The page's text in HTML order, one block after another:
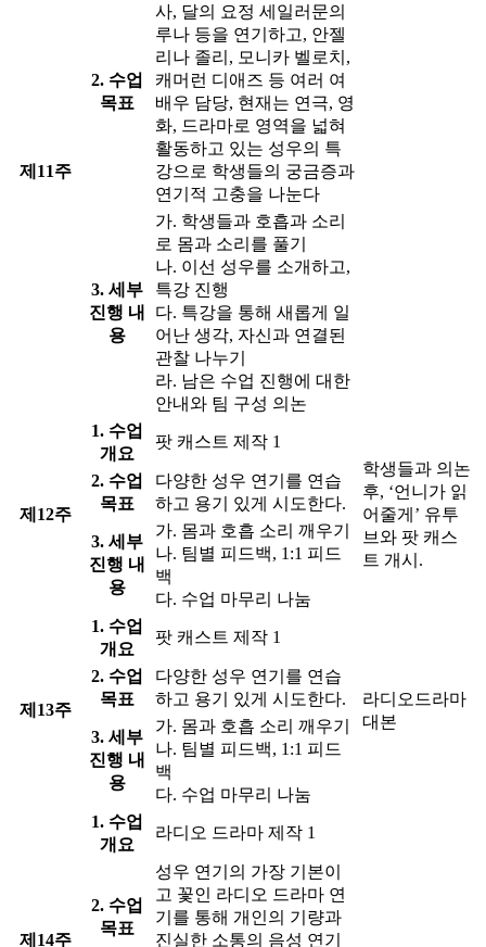
제11주
2. 수업
목표
사, 달의 요정 세일러문의
루나 등을 연기하고, 안젤
리나 졸리, 모니카 벨로치,
캐머런 디애즈 등 여러 여
배우 담당, 현재는 연극, 영
화, 드라마로 영역을 넓혀
활동하고 있는 성우의 특
강으로 학생들의 궁금증과
연기적 고충을 나눈다
3. 세부
진행 내
용
가. 학생들과 호흡과 소리
로 몸과 소리를 풀기
나. 이선 성우를 소개하고,
특강 진행
다. 특강을 통해 새롭게 일
어난 생각, 자신과 연결된
관찰 나누기
라. 남은 수업 진행에 대한
안내와 팀 구성 의논
제12주
1. 수업
개요
팟 캐스트 제작 1
학생들과 의논
후, ‘언니가 읽
어줄게’ 유투
브와 팟 캐스
트 개시.
2. 수업
목표
다양한 성우 연기를 연습
하고 용기 있게 시도한다.
3. 세부
진행 내
용
가. 몸과 호흡 소리 깨우기
나. 팀별 피드백, 1:1 피드
백
다. 수업 마무리 나눔
제13주
1. 수업
개요
팟 캐스트 제작 1
라디오드라마
대본
2. 수업
목표
다양한 성우 연기를 연습
하고 용기 있게 시도한다.
3. 세부
진행 내
용
가. 몸과 호흡 소리 깨우기
나. 팀별 피드백, 1:1 피드
백
다. 수업 마무리 나눔
제14주
1. 수업
개요
라디오 드라마 제작 1
2. 수업
목표
성우 연기의 가장 기본이
고 꽃인 라디오 드라마 연
기를 통해 개인의 기량과
진실한 소통의 음성 연기